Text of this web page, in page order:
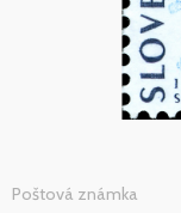
Poštová známka